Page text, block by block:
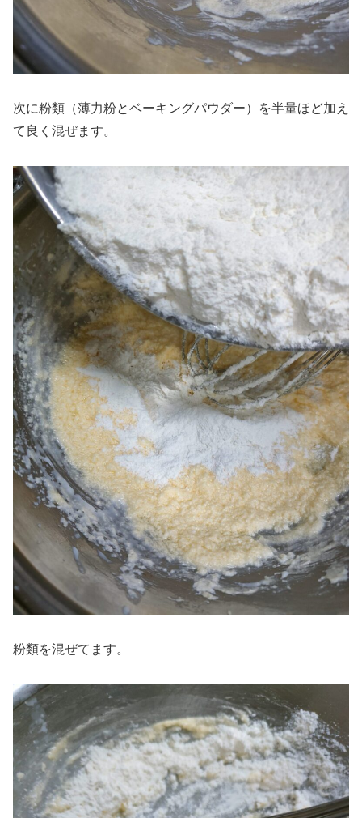
次に粉類（薄力粉とベーキングパウダー）を半量ほど加え
て良く混ぜます。
粉類を混ぜてます。